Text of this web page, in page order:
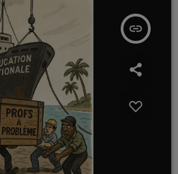
insert_link